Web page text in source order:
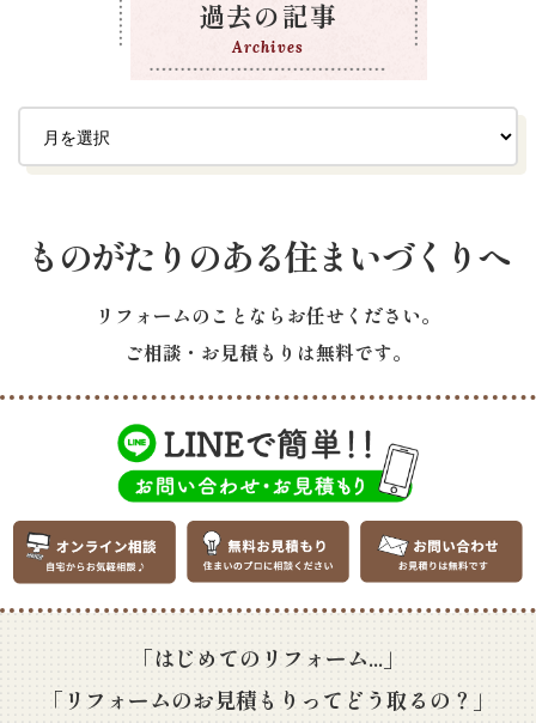
過去の記事
Archives
ものがたりのある住まいづくりへ
リフォームのことならお任せください。
ご相談・お見積もりは無料です。
「はじめてのリフォーム...」
「リフォームのお見積もりってどう取るの？」